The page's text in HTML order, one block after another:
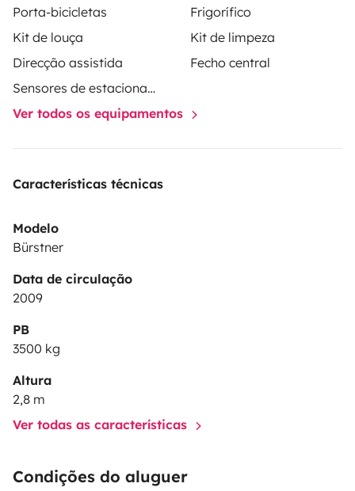
Porta-bicicletas
Frigorífico
Kit de louça
Kit de limpeza
Direcção assistida
Fecho central
Sensores de estacionamento
Ver todos os equipamentos
Características técnicas
Modelo
Bürstner
Data de circulação
2009
PB
3500 kg
Altura
2,8 m
Ver todas as características
Condições do aluguer